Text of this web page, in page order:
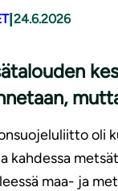
| 24.6.2026
oli
kahdessa
maa- ja